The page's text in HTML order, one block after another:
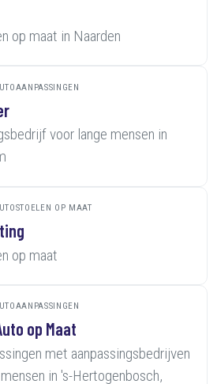
op maat in Naarden
voor lange mensen in
OP MAAT
op maat
op Maat
met aanpassingsbedrijven
in 's-Hertogenbosch,